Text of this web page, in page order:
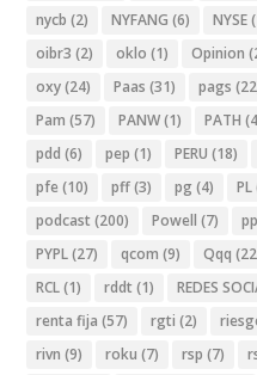
nycb (2) NYFANG (6) NYSE
oibr3 (2) oklo (1) Opinion
oxy(24) Paas (31) pags
Pam (57) PANW(1) PATH
pdd (6) pep (1) PERU (18)
pfe (10) pff(3) pg (4) PL
podcast (200) Powell (7)
PYPL(27) qcom (9) Qqq
RCL(1) rddt (1) REDES
renta fija (57) rgti (2)
rivn (9) roku (7) rsp (7)